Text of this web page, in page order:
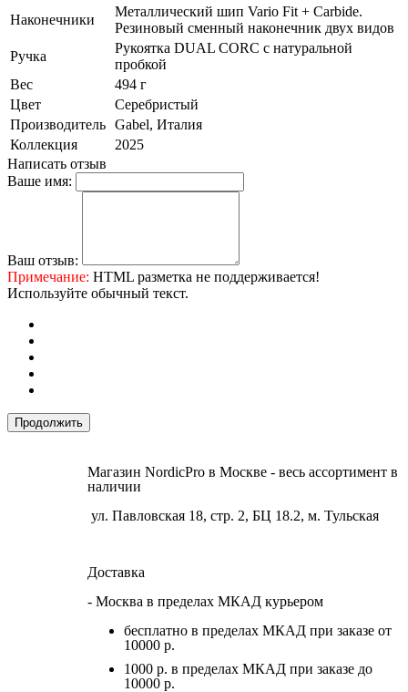
Наконечники
Металлический шип Vario Fit + Carbide.
Резиновый сменный наконечник двух видов
Ручка
Рукоятка DUAL CORC с натуральной
пробкой
Вес
494 г
Цвет
Серебристый
Производитель Gabel, Италия
Коллекция
2025
Написать отзыв
Ваше имя:
Ваш отзыв:
Примечание: HTML разметка не поддерживается!
Используйте обычный текст.
Продолжить
Магазин NordicPro в Москве - весь ассортимент в
наличии
ул. Павловская 18, стр. 2, БЦ 18.2, м. Тульская
Доставка
- Москва в пределах МКАД курьером
бесплатно в пределах МКАД при заказе от
10000 р.
1000 р. в пределах МКАД при заказе до
10000 р.